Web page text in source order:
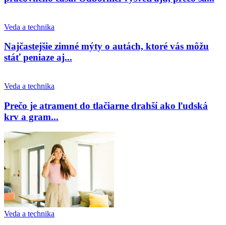
Veda a technika
Najčastejšie zimné mýty o autách, ktoré vás môžu
stáť peniaze aj...
Veda a technika
Prečo je atrament do tlačiarne drahší ako ľudská
krv a gram...
Veda a technika